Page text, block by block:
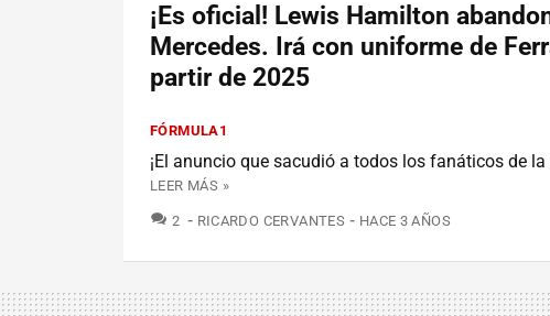
¡Es oficial! Lewis Hamilton
Mercedes. Irá con uniforme de
partir de 2025
FÓRMULA1
¡El anuncio que sacudió a todos los fanáticos de la
LEER MÁS »
2 COMENTARIOS
RICARDO CERVANTES HACE 3 AÑOS